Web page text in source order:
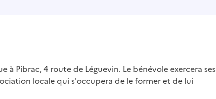
à Pibrac, 4 route de Léguevin. Le bénévole exercera ses
locale qui s'occupera de le former et de lui